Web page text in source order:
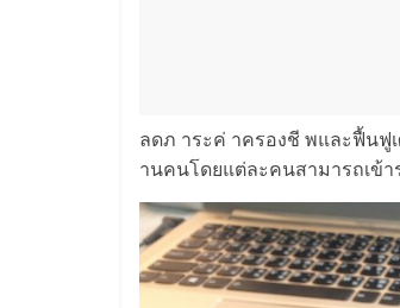
ลดภ าระค่ าครองชี พและฟื้นฟู
านคนโดยแต่ละคนสามารถเข้า